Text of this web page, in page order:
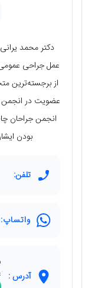
از برجسته‌ترین
بودن
تلفن:
واتساپ:
آدرس :